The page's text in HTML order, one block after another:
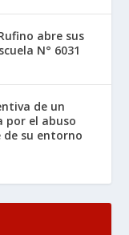
abre sus
N° 6031
de un
por el abuso
de su entorno